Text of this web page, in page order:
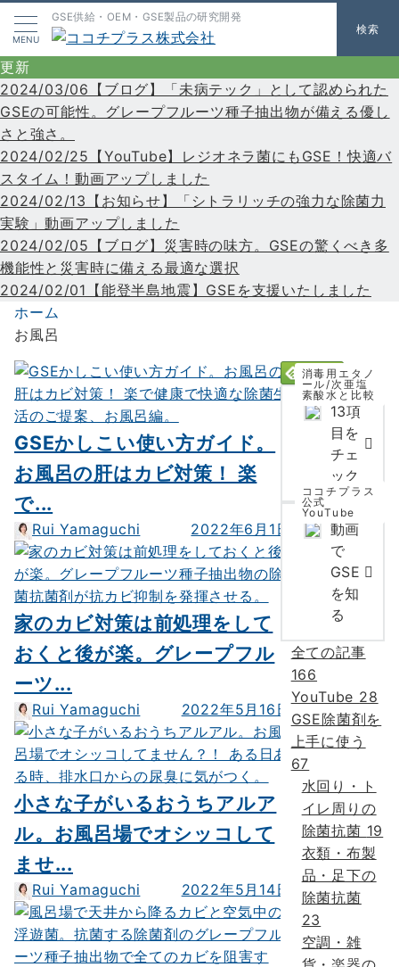
MENU
GSE供給・OEM・GSE製品の研究開発
検索
更新
2024/03/06【ブログ】「未病テック」として認められた
GSEの可能性。グレープフルーツ種子抽出物が備える優し
さと強さ。
2024/02/25【YouTube】レジオネラ菌にもGSE！快適バ
スタイム！動画アップしました
2024/02/13【お知らせ】「シトラリッチの強力な除菌力
実験」動画アップしました
2024/02/05【ブログ】災害時の味方。GSEの驚くべき多
機能性と災害時に備える最適な選択
2024/02/01【能登半島地震】GSEを支援いたしました
ホーム
お風呂
GSEかしこい使い方ガイド。
お風呂の肝はカビ対策！ 楽
で...
2022年6月1日
Rui Yamaguchi
家のカビ対策は前処理をして
おくと後が楽。グレープフル
ーツ...
2022年5月16日
Rui Yamaguchi
小さな子がいるおうちアルア
ル。お風呂場でオシッコして
ませ...
2022年5月14日
Rui Yamaguchi
消毒用エタノ
ール/次亜塩
素酸水と比較
13項
目を
チェ
ック
ココチプラス
公式
YouTube
動画
で
GSE
を知
る
全ての記事
166
YouTube 28
GSE除菌剤を
上手に使う
67
水回り・ト
イレ周りの
除菌抗菌 19
衣類・布製
品・足下の
除菌抗菌
23
空調・雑